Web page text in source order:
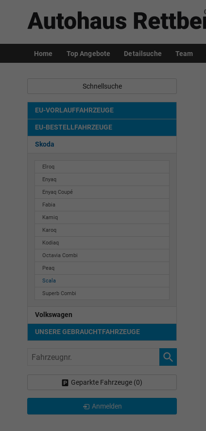
Home Top Angebote Detailsuche Team
Schnellsuche
EU-VORLAUFFAHRZEUGE
EU-BESTELLFAHRZEUGE
Skoda
Elroq
Enyaq
Enyaq Coupé
Fabia
Kamiq
Karoq
Kodiaq
Octavia Combi
Peaq
Scala
Superb Combi
Volkswagen
UNSERE GEBRAUCHTFAHRZEUGE
Fahrzeugnr.
Geparkte Fahrzeuge (0)
Anmelden